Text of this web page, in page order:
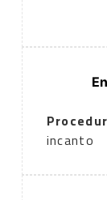
incanto